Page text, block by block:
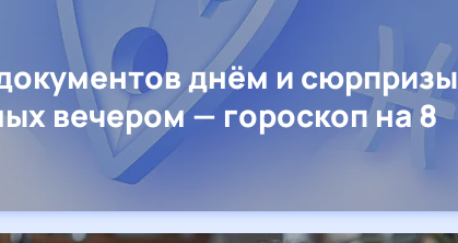
днём и сюрпризы
вечером — гороскоп на 8